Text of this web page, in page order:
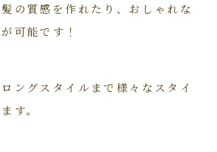
の質感を作れたり、おしゃれな
可能です！
ングスタイルまで様々なスタイ
す。